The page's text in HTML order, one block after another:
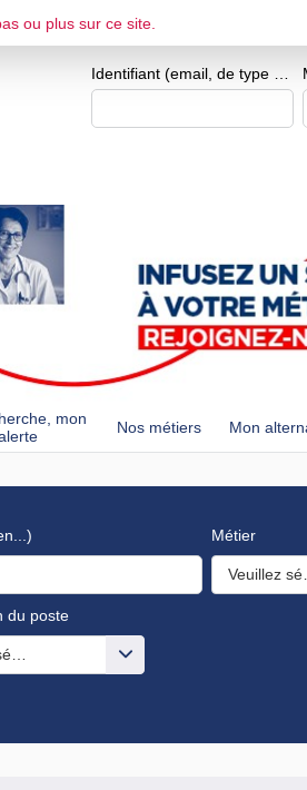
ESPACE CANDIDAT
mon
Nos métiers Mon
Métier
Veuillez
du poste
une ou des valeurs
ou plus sur ce site.